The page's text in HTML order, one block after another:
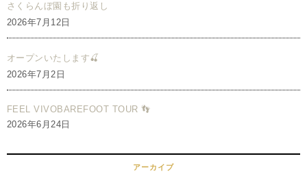
さくらんぼ園も折り返し
2026年7月12日
オープンいたします🍒
2026年7月2日
FEEL VIVOBAREFOOT TOUR 👣
2026年6月24日
アーカイブ